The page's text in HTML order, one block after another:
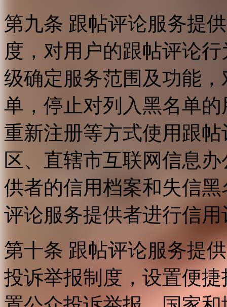
第九条 跟帖评论服务提
度，对用户的跟帖评论
级确定服务范围及功能
单，停止对列入黑名单
重新注册等方式使用跟
区、直辖市互联网信息
供者的信用档案和失信
评论服务提供者进行信用
第十条 跟帖评论服务提
投诉举报制度，设置便